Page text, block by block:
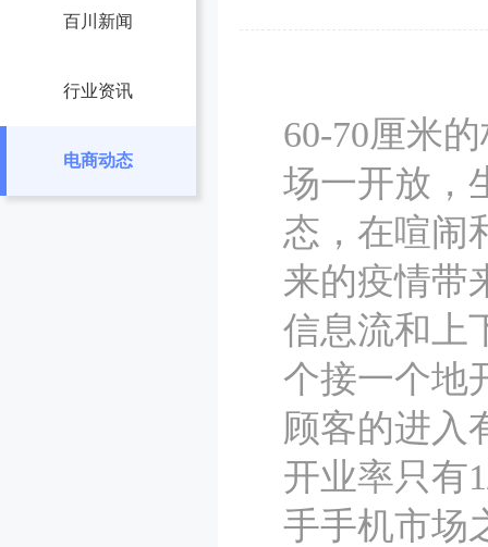
百川新闻
行业资讯
电商动态
60-70厘米
场一开放，
态，在喧闹
来的疫情带
信息流和上
个接一个地
顾客的进入
开业率只有
手手机市场